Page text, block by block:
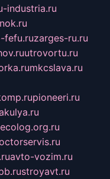
industria.ru
fefu.ruzarges-ru.ru
utrovortu.ru
mkcslava.ru
pioneeri.ru
ecolog.org.ru
avto-vozim.ru
stroyavt.ru